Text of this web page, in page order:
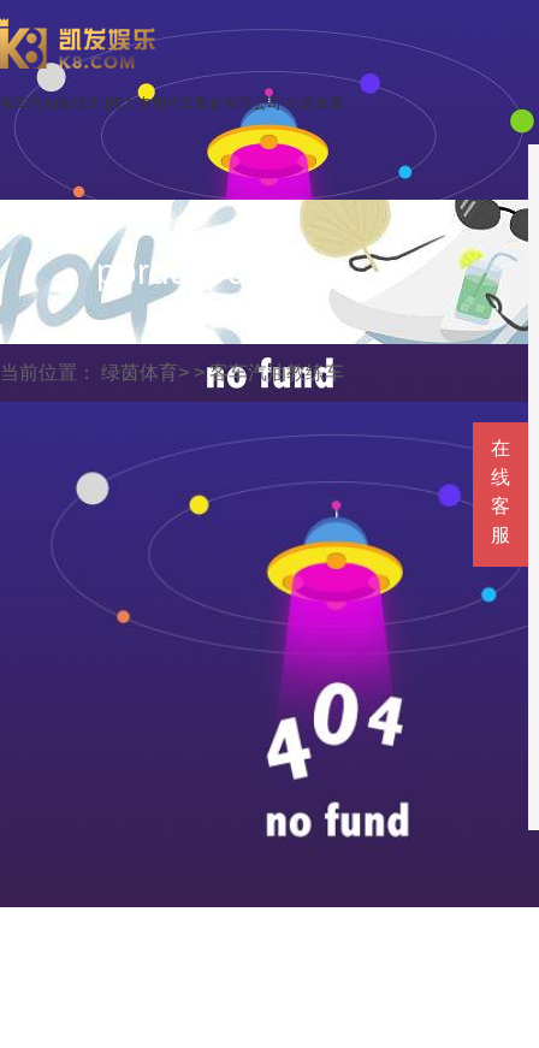
客车汽油教练车||程力专用汽车股份有限公司-绿茵体育
porduct display
当前位置： 绿茵体育> >客车汽油教练车
在
线
客
服